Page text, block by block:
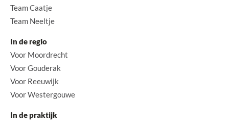
Team Caatje
Team Neeltje
In de regio
Voor Moordrecht
Voor Gouderak
Voor Reeuwijk
Voor Westergouwe
In de praktijk